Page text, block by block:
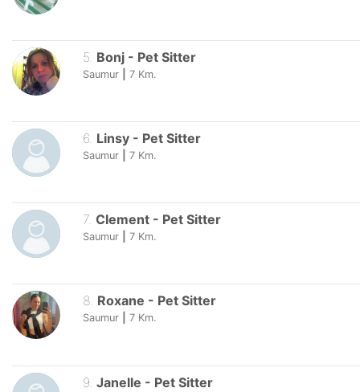
5 Bonj - Pet Sitter
Saumur 7 Km.
6. Linsy - Pet Sitter
Saumur 7 Km.
7. Clement - Pet Sitter
Saumur 7 Km.
8. Roxane - Pet Sitter
Saumur 7 Km.
9 Janelle - Pet Sitter